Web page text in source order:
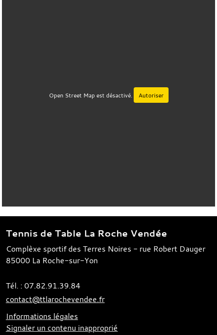
Open Street Map est désactivé. Autoriser
Tennis de Table La Roche Vendée
Complèxe sportif des Terres Noires - rue Robert Dauger
85000 La Roche-sur-Yon
Tél. : 07.82.91.39.84
contact@ttlarochevendee.fr
Informations légales
Signaler un contenu inapproprié